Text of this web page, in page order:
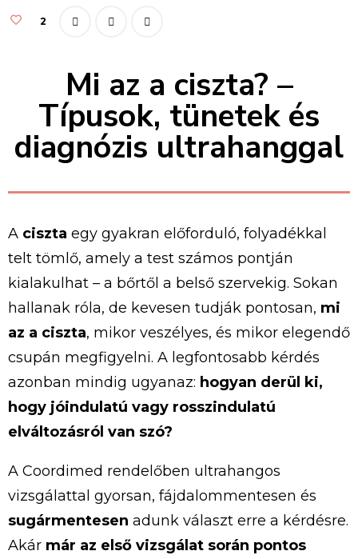
2
Mi az a ciszta? –
Típusok, tünetek és
diagnózis ultrahanggal
A ciszta egy gyakran előforduló, folyadékkal
telt tömlő, amely a test számos pontján
kialakulhat – a bőrtől a belső szervekig. Sokan
hallanak róla, de kevesen tudják pontosan, mi
az a ciszta, mikor veszélyes, és mikor elegendő
csupán megfigyelni. A legfontosabb kérdés
azonban mindig ugyanaz: hogyan derül ki,
hogy jóindulatú vagy rosszindulatú
elváltozásról van szó?
A Coordimed rendelőben ultrahangos
vizsgálattal gyorsan, fájdalommentesen és
sugármentesen adunk választ erre a kérdésre.
Akár már az első vizsgálat során pontos